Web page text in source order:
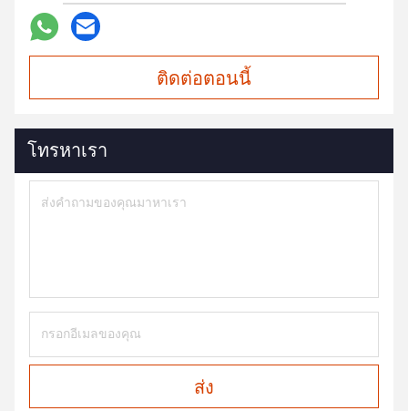
ติดต่อตอนนี้
โทรหาเรา
ส่ง